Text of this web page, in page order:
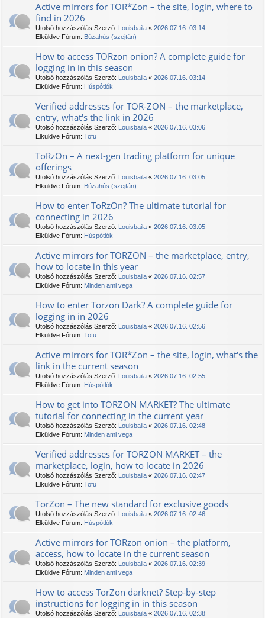
Active mirrors for TOR*Zon – the site, login, where to
find in 2026
Utolsó hozzászólás Szerző: Louisbaila « 2026.07.16. 03:14
Elküldve Fórum: Búzahús (szejtán)
How to access TORzon onion? A complete guide for
logging in in this season
Utolsó hozzászólás Szerző: Louisbaila « 2026.07.16. 03:14
Elküldve Fórum: Húspótlók
Verified addresses for TOR-ZON – the marketplace,
entry, what's the link in 2026
Utolsó hozzászólás Szerző: Louisbaila « 2026.07.16. 03:06
Elküldve Fórum: Tofu
TоRzOn – A next-gen trading platform for unique
offerings
Utolsó hozzászólás Szerző: Louisbaila « 2026.07.16. 03:05
Elküldve Fórum: Búzahús (szejtán)
How to enter TоRzOn? The ultimate tutorial for
connecting in 2026
Utolsó hozzászólás Szerző: Louisbaila « 2026.07.16. 03:05
Elküldve Fórum: Húspótlók
Active mirrors for ТОRZON – the marketplace, entry,
how to locate in this year
Utolsó hozzászólás Szerző: Louisbaila « 2026.07.16. 02:57
Elküldve Fórum: Minden ami vega
How to enter Torzon Dark? A complete guide for
logging in in 2026
Utolsó hozzászólás Szerző: Louisbaila « 2026.07.16. 02:56
Elküldve Fórum: Tofu
Active mirrors for TOR*Zon – the site, login, what's the
link in the current season
Utolsó hozzászólás Szerző: Louisbaila « 2026.07.16. 02:55
Elküldve Fórum: Húspótlók
How to get into TORZON MARKET? The ultimate
tutorial for connecting in the current year
Utolsó hozzászólás Szerző: Louisbaila « 2026.07.16. 02:48
Elküldve Fórum: Minden ami vega
Verified addresses for TORZON MARKET – the
marketplace, login, how to locate in 2026
Utolsó hozzászólás Szerző: Louisbaila « 2026.07.16. 02:47
Elküldve Fórum: Tofu
TorZon – The new standard for exclusive goods
Utolsó hozzászólás Szerző: Louisbaila « 2026.07.16. 02:46
Elküldve Fórum: Húspótlók
Active mirrors for TORzon onion – the platform,
access, how to locate in the current season
Utolsó hozzászólás Szerző: Louisbaila « 2026.07.16. 02:39
Elküldve Fórum: Minden ami vega
How to access TorZon darknet? Step-by-step
instructions for logging in in this season
Utolsó hozzászólás Szerző: Louisbaila « 2026.07.16. 02:38